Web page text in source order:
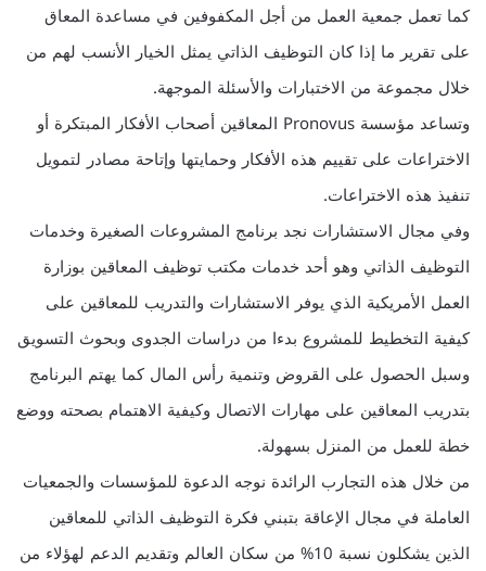
كما تعمل جمعية العمل من أجل المكفوفين في مساعدة المعاق
على تقرير ما إذا كان التوظيف الذاتي يمثل الخيار الأنسب لهم من
خلال مجموعة من الاختبارات والأسئلة الموجهة.
وتساعد مؤسسة Pronovus المعاقين أصحاب الأفكار المبتكرة أو
الاختراعات على تقييم هذه الأفكار وحمايتها وإتاحة مصادر لتمويل
تنفيذ هذه الاختراعات.
وفي مجال الاستشارات نجد برنامج المشروعات الصغيرة وخدمات
التوظيف الذاتي وهو أحد خدمات مكتب توظيف المعاقين بوزارة
العمل الأمريكية الذي يوفر الاستشارات والتدريب للمعاقين على
كيفية التخطيط للمشروع بدءا من دراسات الجدوى وبحوث التسويق
وسبل الحصول على القروض وتنمية رأس المال كما يهتم البرنامج
بتدريب المعاقين على مهارات الاتصال وكيفية الاهتمام بصحته ووضع
خطة للعمل من المنزل بسهولة.
من خلال هذه التجارب الرائدة نوجه الدعوة للمؤسسات والجمعيات
العاملة في مجال الإعاقة بتبني فكرة التوظيف الذاتي للمعاقين
الذين يشكلون نسبة 10% من سكان العالم وتقديم الدعم لهؤلاء من